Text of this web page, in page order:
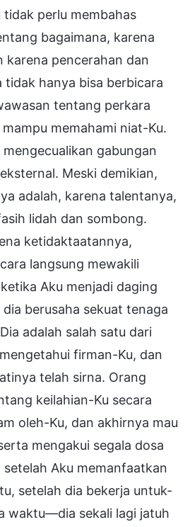
tidak perlu membahas
bagaimana, karena
karena pencerahan dan
tidak hanya bisa berbicara
tentang perkara
memahami niat-Ku.
gabungan
Meski demikian,
adalah, karena talentanya,
lidah dan sombong.
ketidaktaatannya,
langsung mewakili
Aku menjadi daging
berusaha sekuat tenaga
adalah salah satu dari
firman-Ku, dan
telah sirna. Orang
keilahian-Ku secara
oleh-Ku, dan akhirnya mau
mengakui segala dosa
setelah Aku memanfaatkan
setelah dia bekerja untuk-
waktu—dia sekali lagi jatuh